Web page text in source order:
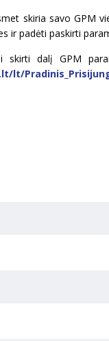
skiria savo GPM
ir padėti paskirti
skirti dalį GPM
lt/